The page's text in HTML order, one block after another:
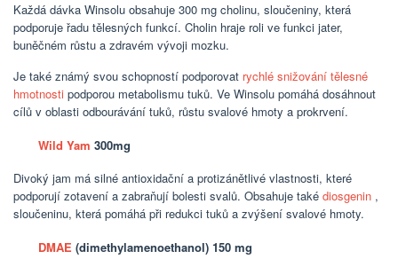
Každá dávka Winsolu obsahuje 300 mg cholinu, sloučeniny, která
podporuje řadu tělesných funkcí. Cholin hraje roli ve funkci jater,
buněčném růstu a zdravém vývoji mozku.
Je také známý svou schopností podporovat rychlé snižování tělesné
hmotnosti podporou metabolismu tuků. Ve Winsolu pomáhá dosáhnout
cílů v oblasti odbourávání tuků, růstu svalové hmoty a prokrvení.
Wild Yam 300mg
Divoký jam má silné antioxidační a protizánětlivé vlastnosti, které
podporují zotavení a zabraňují bolesti svalů. Obsahuje také diosgenin ,
sloučeninu, která pomáhá při redukci tuků a zvýšení svalové hmoty.
DMAE (dimethylamenoethanol) 150 mg